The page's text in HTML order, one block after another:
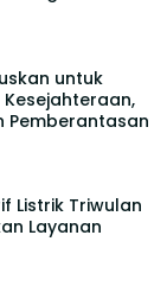
untuk
Kesejahteraan,
Pemberantasan
Listrik Triwulan
Layanan